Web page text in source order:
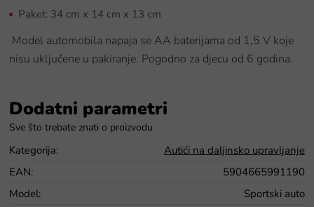
Paket: 34 cm x 14 cm x 13 cm
Model automobila napaja se AA baterijama od 1,5 V koje
nisu uključene u pakiranje. Pogodno za djecu od 6 godina.
Dodatni parametri
Kategorija:
Autići na daljinsko upravljanje
EAN:
5904665991190
Model:
Sportski auto